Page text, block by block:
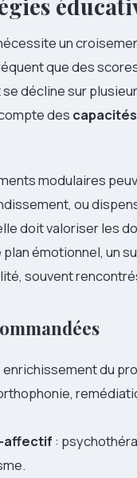
un
que des
décline sur
des
modulaires
ou
doit valoriser les
plan émotionnel, un
souvent
enrichissement du
affectif :